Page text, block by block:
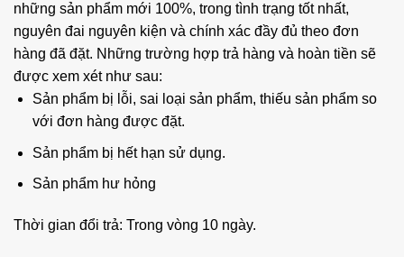
những sản phẩm mới 100%, trong tình trạng tốt nhất,
nguyên đai nguyên kiện và chính xác đầy đủ theo đơn
hàng đã đặt. Những trường hợp trả hàng và hoàn tiền sẽ
được xem xét như sau:
Sản phẩm bị lỗi, sai loại sản phẩm, thiếu sản phẩm so
với đơn hàng được đặt.
Sản phẩm bị hết hạn sử dụng.
Sản phẩm hư hỏng
Thời gian đổi trả: Trong vòng 10 ngày.